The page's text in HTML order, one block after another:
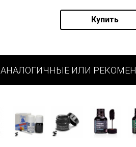
Купить
АНАЛОГИЧНЫЕ ИЛИ